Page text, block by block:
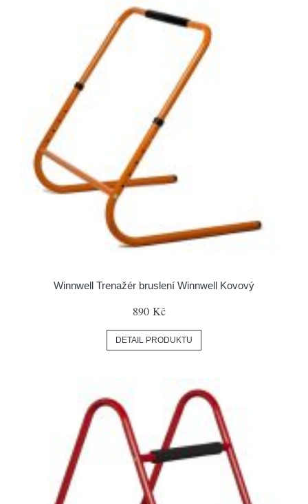
Winnwell Trenažér bruslení Winnwell Kovový
890 Kč
DETAIL PRODUKTU